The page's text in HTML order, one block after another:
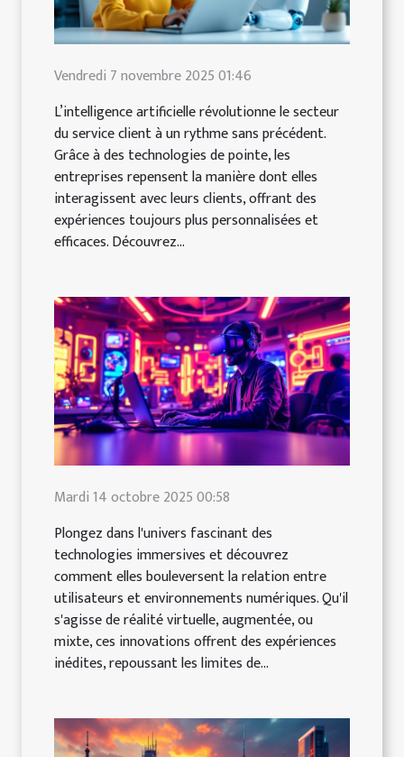
Vendredi 7 novembre 2025 01:46
L’intelligence artificielle révolutionne le secteur
du service client à un rythme sans précédent.
Grâce à des technologies de pointe, les
entreprises repensent la manière dont elles
interagissent avec leurs clients, offrant des
expériences toujours plus personnalisées et
efficaces. Découvrez...
Mardi 14 octobre 2025 00:58
Plongez dans l'univers fascinant des
technologies immersives et découvrez
comment elles bouleversent la relation entre
utilisateurs et environnements numériques. Qu'il
s'agisse de réalité virtuelle, augmentée, ou
mixte, ces innovations offrent des expériences
inédites, repoussant les limites de...